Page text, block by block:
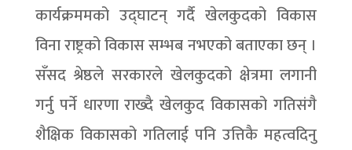
कार्यक्रममको उद्घाटन् गर्दै खेलकुदको विकास
विना राष्ट्रको विकास सम्भब नभएको बताएका छन् ।
सँसद श्रेष्ठले सरकारले खेलकुदको क्षेत्रमा लगानी
गर्नु पर्ने धारणा राख्दै खेलकुद विकासको गतिसंगै
शैक्षिक विकासको गतिलाई पनि उत्तिकै महत्वदिनु